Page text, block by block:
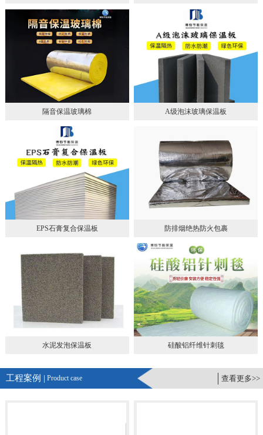
隔音保温玻璃棉 A级泡沫玻璃保温板
EPS石膏复合保温板 防排烟绝热防火包裹
水泥发泡保温板 硅酸铝纤维针刺毯
工程案例 | Product case 查看更多>>